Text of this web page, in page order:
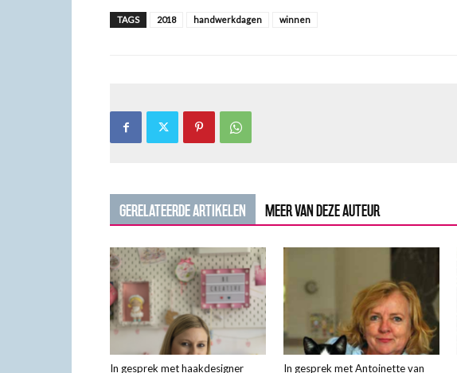
TAGS 2018 handwerkdagen winnen
GERELATEERDE ARTIKELEN MEER VAN DEZE AUTEUR
In gesprek met haakdesigner
In gesprek met Antoinette van